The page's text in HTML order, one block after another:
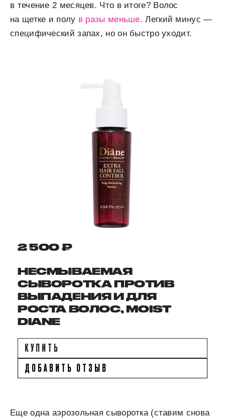
в течение 2 месяцев. Что в итоге? Волос
на щетке и полу в разы меньше. Легкий минус —
специфический запах, но он быстро уходит.
2 500 ₽
НЕСМЫВАЕМАЯ
СЫВОРОТКА ПРОТИВ
ВЫПАДЕНИЯ И ДЛЯ
РОСТА ВОЛОС, MOIST
DIANE
КУПИТЬ
ДОБАВИТЬ ОТЗЫВ
Еще одна аэрозольная сыворотка (ставим снова